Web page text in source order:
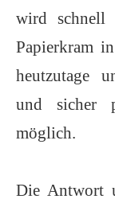
wird schnell
Papierkram
heutzutage
und sicher
möglich.
Die Antwort